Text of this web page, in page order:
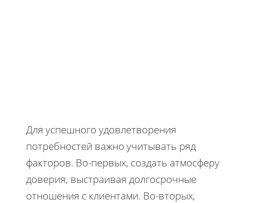
Для успешного удовлетворения
потребностей важно учитывать ряд
факторов. Во-первых, создать атмосферу
доверия, выстраивая долгосрочные
отношения с клиентами. Во-вторых,